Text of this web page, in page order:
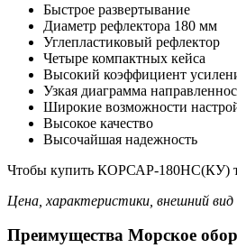
Быстрое развертывание
Диаметр рефлектора 180 мм
Углепластиковый рефлектор
Четыре компактных кейса
Высокий коэффициент
Узкая диаграмма
Широкие возможности
Высокое качество
Высочайшая надежность
Чтобы купить КОРСАР-180НС(КУ)
Цена, характеристики, внешний
Преимущества Морское